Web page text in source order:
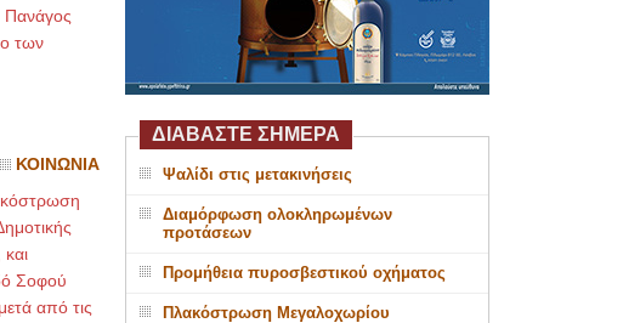
Πανάγος
των
ΚΟΙΝΩΝΙΑ
Σοφού
από τις
ΔΙΑΒΑΣΤΕ ΣΗΜΕΡΑ
Ψαλίδι στις μετακινήσεις
Διαμόρφωση ολοκληρωμένων
προτάσεων
Προμήθεια πυροσβεστικού οχήματος
Πλακόστρωση Μεγαλοχωρίου